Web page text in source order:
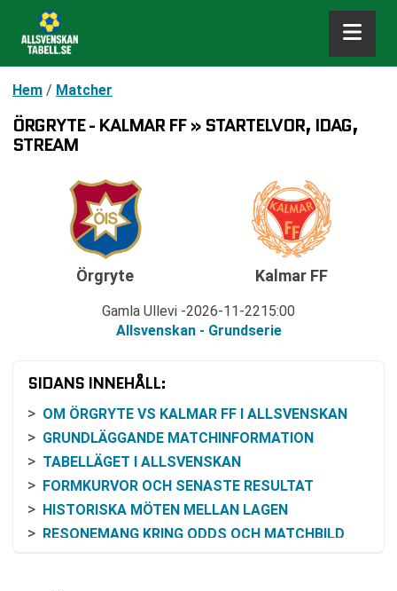
Hem / Matcher
ÖRGRYTE - KALMAR FF » STARTELVOR, IDAG,
STREAM
Örgryte
Gamla Ullevi 2026-11-2215:00
Allsvenskan - Grundserie
Kalmar FF
SIDANS INNEHÅLL:
OM ÖRGRYTE VS KALMAR FF I ALLSVENSKAN
GRUNDLÄGGANDE MATCHINFORMATION
TABELLÄGET I ALLSVENSKAN
FORMKURVOR OCH SENASTE RESULTAT
HISTORISKA MÖTEN MELLAN LAGEN
RESONEMANG KRING ODDS OCH MATCHBILD